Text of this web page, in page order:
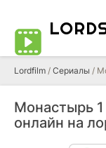
Lordfilm / Сериалы /
Монастырь 1
онлайн на